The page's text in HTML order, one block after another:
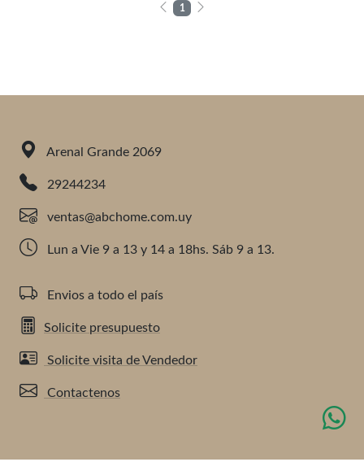
1
Arenal Grande 2069
29244234
ventas@abchome.com.uy
Lun a Vie 9 a 13 y 14 a 18hs. Sáb 9 a 13.
Envios a todo el país
Solicite presupuesto
Solicite visita de Vendedor
Contactenos